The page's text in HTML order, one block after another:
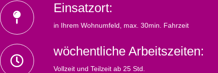
Einsatzort:
in Ihrem Wohnumfeld, max. 30min. Fahrzeit
wöchentliche Arbeitszeiten:
Vollzeit und Teilzeit ab 25 Std.